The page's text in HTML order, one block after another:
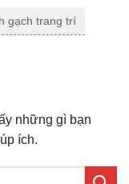
gạch trang trí
những gì bạn
ích.